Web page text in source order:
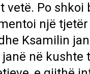
vetë. Po shkoi
një
Ksamilin
në kushte